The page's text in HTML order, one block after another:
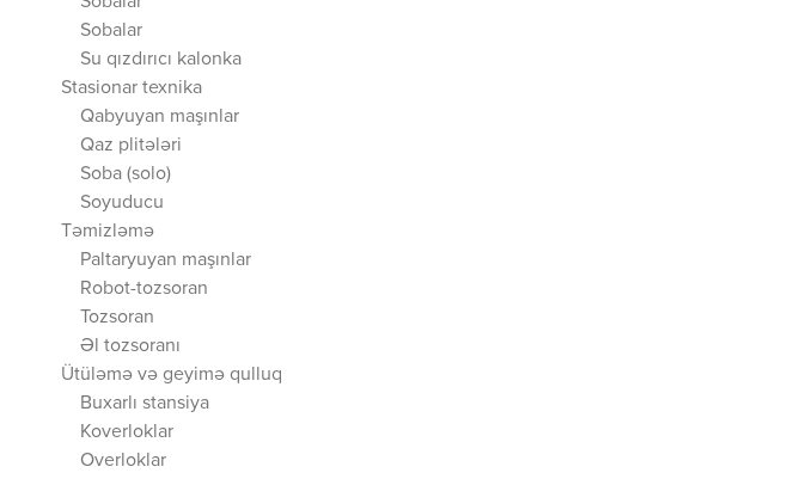
Sobalar
Su qızdırıcı kalonka
Stasionar texnika
Qabyuyan maşınlar
Qaz plitələri
Soba (solo)
Soyuducu
Təmizləmə
Paltaryuyan maşınlar
Robot-tozsoran
Tozsoran
Əl tozsoranı
Ütüləmə və geyimə qulluq
Buxarlı stansiya
Koverloklar
Overloklar